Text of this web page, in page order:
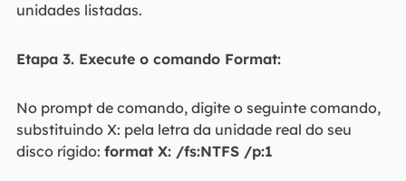
unidades listadas.
Etapa 3. Execute o comando Format:
No prompt de comando, digite o seguinte comando,
substituindo X: pela letra da unidade real do seu
disco rígido: format X: /fs:NTFS /p:1